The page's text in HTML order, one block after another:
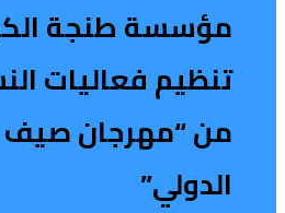
مؤسسة طنجة
تنظيم فعاليات
من “مهرجان صيف
الدولي”